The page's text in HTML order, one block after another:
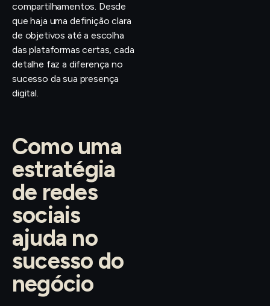
compartilhamentos. Desde
que haja uma definição clara
de objetivos até a escolha
das plataformas certas, cada
detalhe faz a diferença no
sucesso da sua presença
digital.
Como uma
estratégia
de redes
sociais
ajuda no
sucesso do
negócio